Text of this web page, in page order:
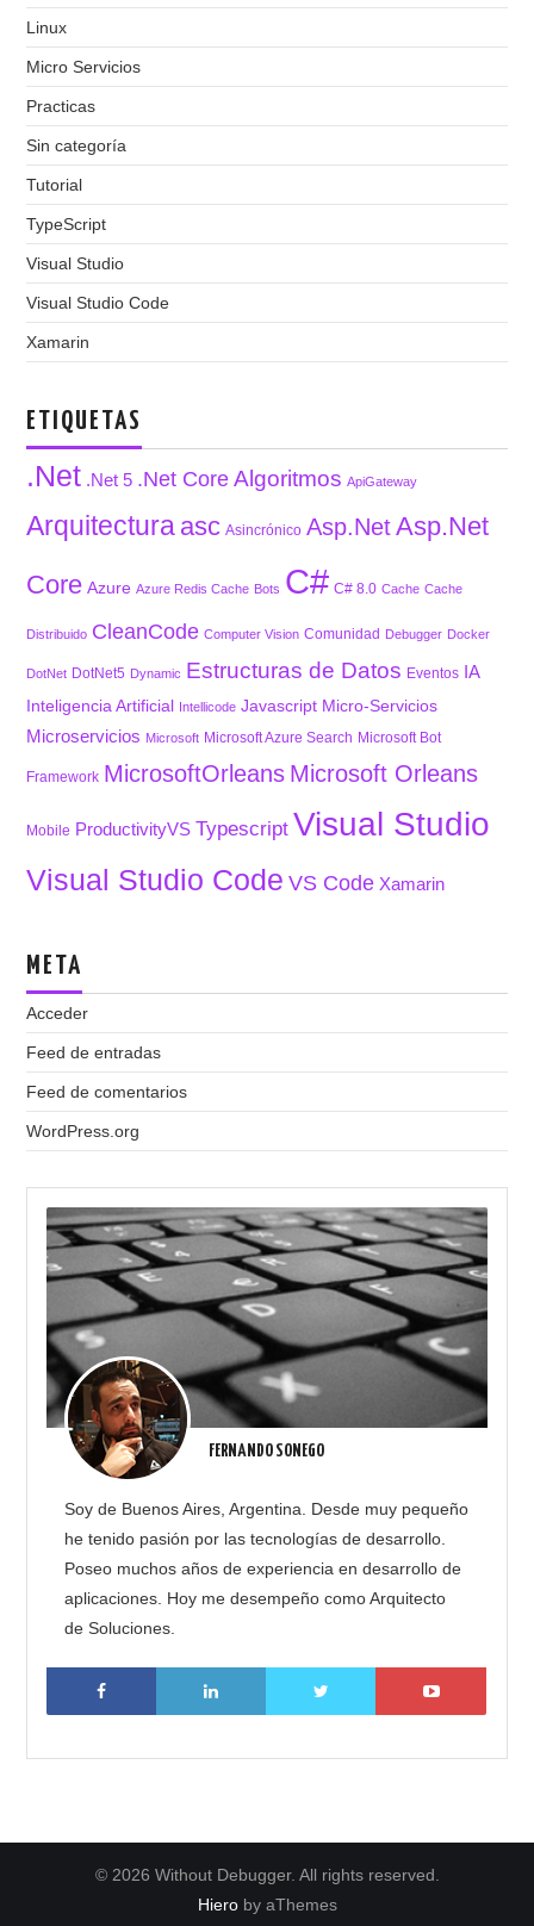
Linux
Micro Servicios
Practicas
Sin categoría
Tutorial
TypeScript
Visual Studio
Visual Studio Code
Xamarin
ETIQUETAS
.Net .Net 5 .Net Core Algoritmos ApiGateway
Arquitectura asc Asincrónico Asp.Net Asp.Net
Core Azure Azure Redis Cache Bots C# C# 8.0 Cache Cache
Distribuido CleanCode Computer Vision Comunidad Debugger Docker
DotNet DotNet5 Dynamic Estructuras de Datos Eventos IA
Inteligencia Artificial Intellicode Javascript Micro-Servicios
Microservicios Microsoft Microsoft Azure Search Microsoft Bot
Framework MicrosoftOrleans Microsoft Orleans
Mobile ProductivityVS Typescript Visual Studio
Visual Studio Code VS Code Xamarin
META
Acceder
Feed de entradas
Feed de comentarios
WordPress.org
FERNANDO SONEGO
Soy de Buenos Aires, Argentina. Desde muy pequeño
he tenido pasión por las tecnologías de desarrollo.
Poseo muchos años de experiencia en desarrollo de
aplicaciones. Hoy me desempeño como Arquitecto
de Soluciones.
© 2026 Without Debugger. All rights reserved.
Hieroby aThemes